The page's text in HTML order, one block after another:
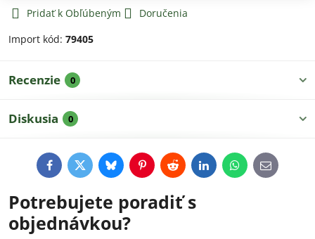
Pridať k Obľúbeným
Doručenia
Import kód: 79405
Recenzie 0
Diskusia 0
FacebookTwitterBlueskyPinterestRedditLinkedInWhatsApp
E-
mail
Potrebujete poradiť s
objednávkou?